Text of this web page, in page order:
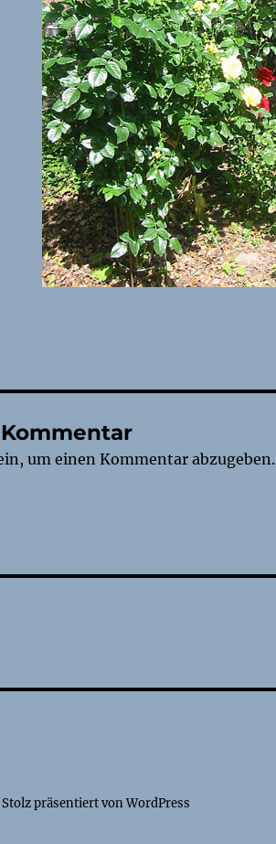
um einen Kommentar abzugeben.
Stolz präsentiert von WordPress